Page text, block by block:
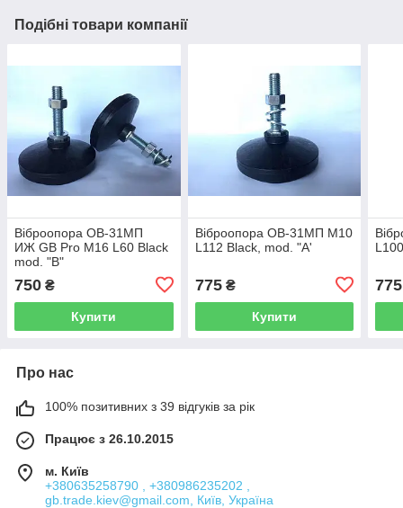
Подібні товари компанії
Віброопора ОВ-31МП
ИЖ GB Pro M16 L60 Black
mod. "B"
750 ₴
Купити
Віброопора ОВ-31МП М10
L112 Black, mod. "A'
775₴
Купити
775
Про нас
100% позитивних з 39 відгуків за рік
Працює з 26.10.2015
м. Київ
+380635258790 , +380986235202 ,
gb.trade.kiev@gmail.com, Київ, Україна